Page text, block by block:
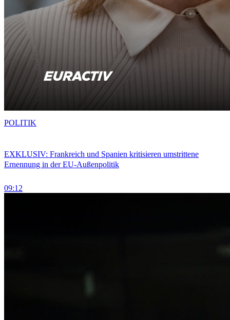
EXKLUSIV: Frankreich und Spanien kritisieren umstrittene
Ernennung in der EU-Außenpolitik
09:12
POLITIK